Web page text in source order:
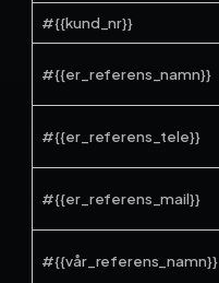
#{{kund_nr}}
#{{er_referens_namn}}
#{{er_referens_tele}}
#{{er_referens_mail}}
#{{vår_referens_namn}}